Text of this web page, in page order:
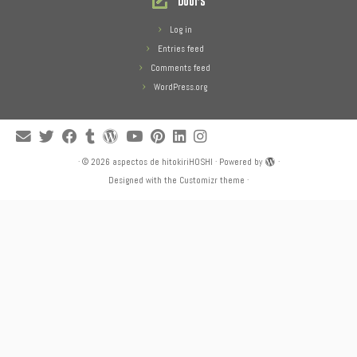
Log in
Entries feed
Comments feed
WordPress.org
· © 2026 aspectos de hitokiriHOSHI · Powered by
·
Designed with the Customizr theme ·